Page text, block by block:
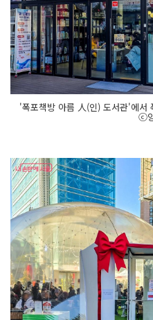
'폭포책방 아름 人(인) 도서관'에서
ⓒ